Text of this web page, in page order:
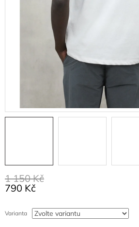
1 150 Kč
790 Kč
cena:
Varianta